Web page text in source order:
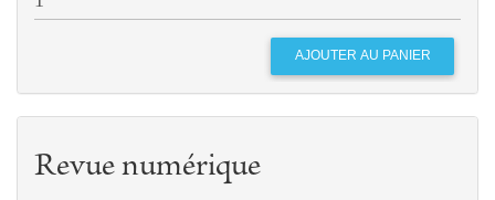
Revue numérique